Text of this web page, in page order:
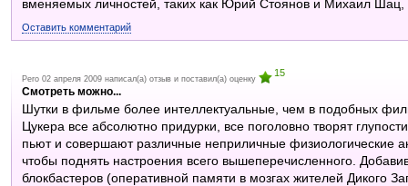
вменяемых личностей, таких как Юрий Стоянов и Михаил
Оставить комментарий
Pero 02 апреля 2009 написал(а) отзыв и поставил(а) оценку
15
Смотреть можно...
Шутки в фильме более интеллектуальные, чем в подобных
Цукера все абсолютно придурки, все поголовно творят
пьют и совершают различные неприличные физиологические
чтобы поднять настроения всего вышеперечисленного.
блокбастеров (оперативной памяти в мозгах жителей Дикого